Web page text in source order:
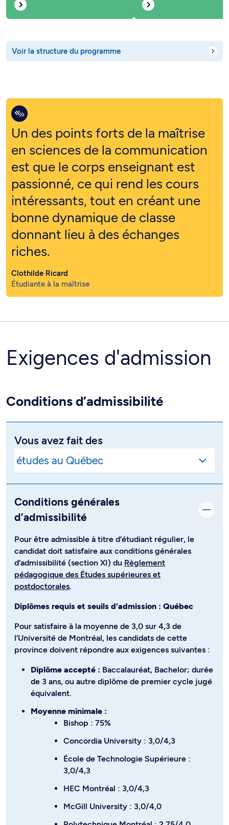
Voir la structure du programme
Un des points forts de la maîtrise
en sciences de la communication
est que le corps enseignant est
passionné, ce qui rend les cours
intéressants, tout en créant une
bonne dynamique de classe
donnant lieu à des échanges
riches.
Clothilde Ricard
Étudiante à la maîtrise
Exigences d'admission
Conditions d’admissibilité
Vous avez fait des
Conditions générales
d’admissibilité
Pour être admissible à titre d’étudiant régulier, le
candidat doit satisfaire aux conditions générales
d’admissibilité (section XI) du Règlement
pédagogique des Études supérieures et
postdoctorales.
Diplômes requis et seuils d’admission : Québec
Pour satisfaire à la moyenne de 3,0 sur 4,3 de
l’Université de Montréal, les candidats de cette
province doivent répondre aux exigences suivantes :
Diplôme accepté : Baccalauréat, Bachelor; durée
de 3 ans, ou autre diplôme de premier cycle jugé
équivalent.
Moyenne minimale :
Bishop : 75%
Concordia University : 3,0/4,3
École de Technologie Supérieure :
3,0/4,3
HEC Montréal : 3,0/4,3
McGill University : 3,0/4,0